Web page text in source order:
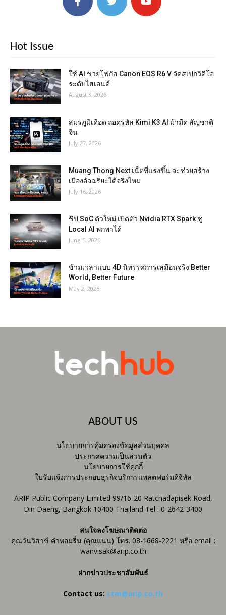
Hot Issue
ใช้ AI ช่วยโฟกัส Canon EOS R6 V จัดสเปกวิดีโอ
ระดับไฮเอนด์
August 3, 2026
สมรภูมิเดือด ถอดรหัส Kimi K3 AI ม้ามืด สัญชาติ
จีน
July 27, 2026
Muang Thong Next เน็ตที่แรงขึ้น จะช่วยสร้าง
เมืองอัจฉริยะได้จริงไหม
July 16, 2026
ชิป SoC ตัวใหม่ เปิดตัว Nvidia RTX Spark ชู
Local AI พกพาได้
June 5, 2026
ข้ามเวลาแบบ 4D นิทรรศการเสมือนจริง Better
World, Better Future
May 2, 2026
ABOUT US
นโยบายการคุ้มครองข้อมูลส่วนบุคคล
ประกาศความเป็นส่วนตัว
นโยบายการใช้คุกกี้
ใบรับแจ้งการประกอบธุรกิจบริการแพลตฟอร์มดิจิทัล
ARIP Public Company Limited 99/16-20 Ratchadapisek Road,
Din Daeng, Bangkok 10400 Thailand Tel : 0-2642-3400
สนใจลงโฆษณาติดต่อ
คุณวันวิสาข์ คำหอมรื่น (คุณแนน) โทร. 08-1668-2221 หรือ email :
wanvisak@arip.co.th
ฝากข่าวประชาสัมพันธ์
Contact us: ctm@arip.co.th